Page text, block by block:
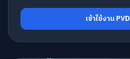
เข้าใช้งาน PVD